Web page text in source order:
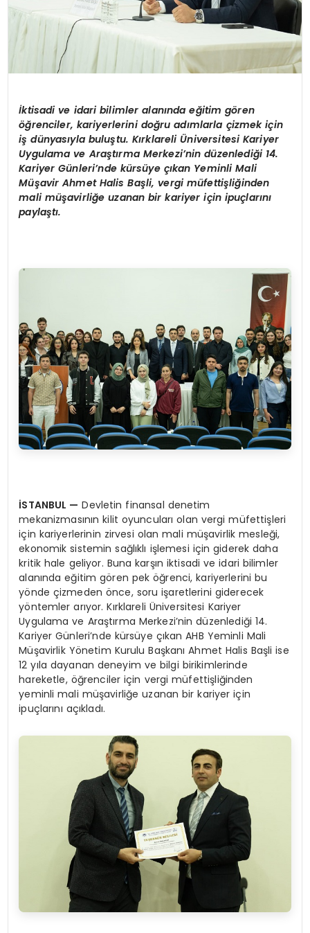
İktisadi ve idari bilimler alanında eğitim gören
öğrenciler, kariyerlerini doğru adımlarla çizmek için
iş dünyasıyla buluştu. Kırklareli Üniversitesi Kariyer
Uygulama ve Araştırma Merkezi’nin düzenlediği 14.
Kariyer Günleri’nde kürsüye çıkan Yeminli Mali
Müşavir Ahmet Halis Başli, vergi müfettişliğinden
mali müşavirliğe uzanan bir kariyer için ipuçlarını
paylaştı.
İSTANBUL — Devletin finansal denetim
mekanizmasının kilit oyuncuları olan vergi müfettişleri
için kariyerlerinin zirvesi olan mali müşavirlik mesleği,
ekonomik sistemin sağlıklı işlemesi için giderek daha
kritik hale geliyor. Buna karşın iktisadi ve idari bilimler
alanında eğitim gören pek öğrenci, kariyerlerini bu
yönde çizmeden önce, soru işaretlerini giderecek
yöntemler arıyor. Kırklareli Üniversitesi Kariyer
Uygulama ve Araştırma Merkezi’nin düzenlediği 14.
Kariyer Günleri’nde kürsüye çıkan AHB Yeminli Mali
Müşavirlik Yönetim Kurulu Başkanı Ahmet Halis Başli ise
12 yıla dayanan deneyim ve bilgi birikimlerinde
hareketle, öğrenciler için vergi müfettişliğinden
yeminli mali müşavirliğe uzanan bir kariyer için
ipuçlarını açıkladı.